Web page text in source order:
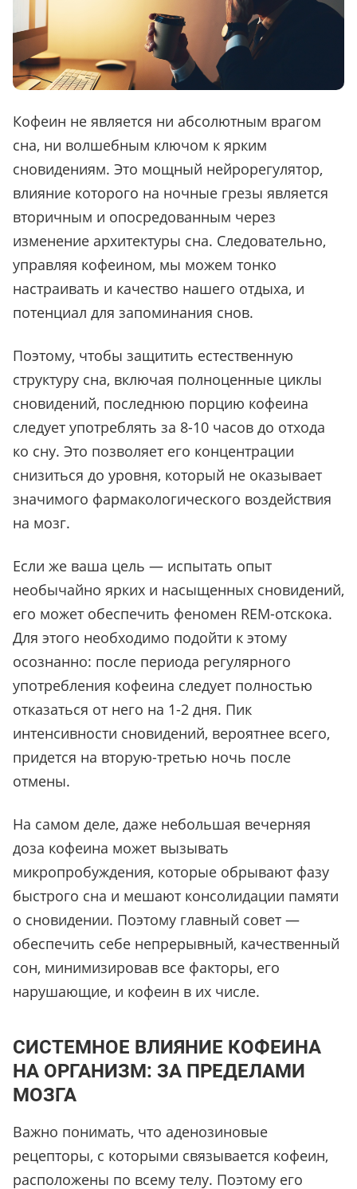
Кофеин не является ни абсолютным врагом
сна, ни волшебным ключом к ярким
сновидениям. Это мощный нейрорегулятор,
влияние которого на ночные грезы является
вторичным и опосредованным через
изменение архитектуры сна. Следовательно,
управляя кофеином, мы можем тонко
настраивать и качество нашего отдыха, и
потенциал для запоминания снов.
Поэтому, чтобы защитить естественную
структуру сна, включая полноценные циклы
сновидений, последнюю порцию кофеина
следует употреблять за 8-10 часов до отхода
ко сну. Это позволяет его концентрации
снизиться до уровня, который не оказывает
значимого фармакологического воздействия
на мозг.
Если же ваша цель — испытать опыт
необычайно ярких и насыщенных сновидений,
его может обеспечить феномен REM-отскока.
Для этого необходимо подойти к этому
осознанно: после периода регулярного
употребления кофеина следует полностью
отказаться от него на 1-2 дня. Пик
интенсивности сновидений, вероятнее всего,
придется на вторую-третью ночь после
отмены.
На самом деле, даже небольшая вечерняя
доза кофеина может вызывать
микропробуждения, которые обрывают фазу
быстрого сна и мешают консолидации памяти
о сновидении. Поэтому главный совет —
обеспечить себе непрерывный, качественный
сон, минимизировав все факторы, его
нарушающие, и кофеин в их числе.
СИСТЕМНОЕ ВЛИЯНИЕ КОФЕИНА
НА ОРГАНИЗМ: ЗА ПРЕДЕЛАМИ
МОЗГА
Важно понимать, что аденозиновые
рецепторы, с которыми связывается кофеин,
расположены по всему телу. Поэтому его